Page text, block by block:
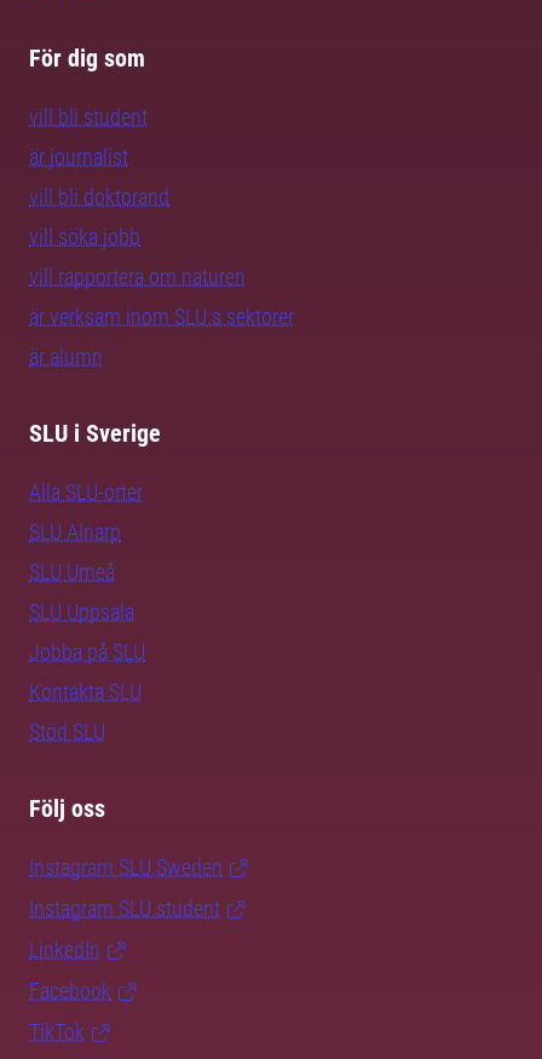
För dig som
vill bli student
är journalist
vill bli doktorand
vill söka jobb
vill rapportera om naturen
är verksam inom SLU:s sektorer
är alumn
SLU i Sverige
Alla SLU-orter
SLU Alnarp
SLU Umeå
SLU Uppsala
Jobba på SLU
Kontakta SLU
Stöd SLU
Följ oss
Instagram SLU.Sweden
Instagram SLU.student
LinkedIn
Facebook
TikTok